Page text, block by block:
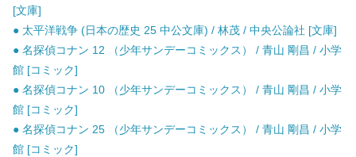
[文庫]
● 太平洋戦争 (日本の歴史 25 中公文庫) / 林茂 / 中央公論社 [文庫]
● 名探偵コナン 12 （少年サンデーコミックス） / 青山 剛昌 / 小学
館 [コミック]
● 名探偵コナン 10 （少年サンデーコミックス） / 青山 剛昌 / 小学
館 [コミック]
● 名探偵コナン 25 （少年サンデーコミックス） / 青山 剛昌 / 小学
館 [コミック]